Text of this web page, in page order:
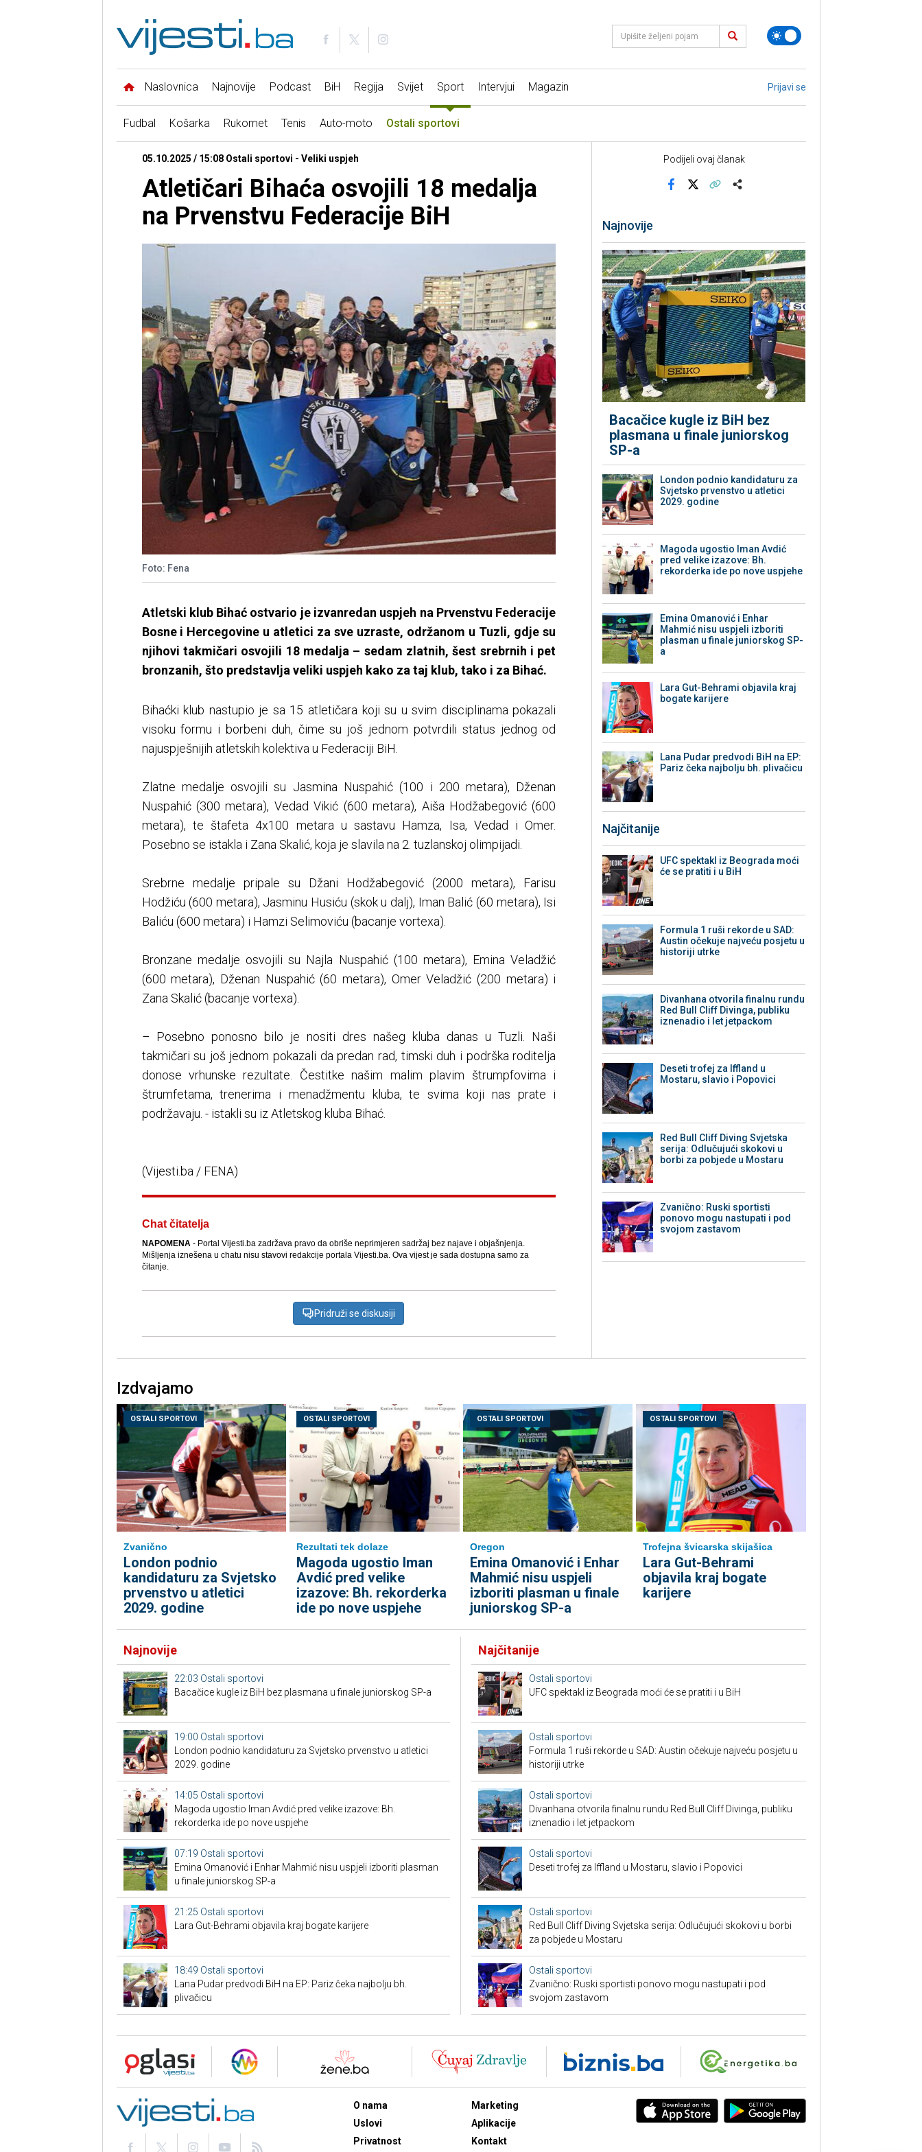
Naslovnica Najnovije Podcast BiH Regija Svijet Sport Intervjui Magazin Prijavi se
Fudbal Košarka Rukomet Tenis Auto-moto Ostali sportovi
05.10.2025 / 15:08 Ostali sportovi - Veliki uspjeh
Atletičari Bihaća osvojili 18 medalja
na Prvenstvu Federacije BiH
Foto: Fena
Atletski klub Bihać ostvario je izvanredan uspjeh na Prvenstvu Federacije
Bosne i Hercegovine u atletici za sve uzraste, održanom u Tuzli, gdje su
njihovi takmičari osvojili 18 medalja – sedam zlatnih, šest srebrnih i pet
bronzanih, što predstavlja veliki uspjeh kako za taj klub, tako i za Bihać.
Bihaćki klub nastupio je sa 15 atletičara koji su u svim disciplinama pokazali
visoku formu i borbeni duh, čime su još jednom potvrdili status jednog od
najuspješnijih atletskih kolektiva u Federaciji BiH.
Zlatne medalje osvojili su Jasmina Nuspahić (100 i 200 metara), Dženan
Nuspahić (300 metara), Vedad Vikić (600 metara), Aiša Hodžabegović (600
metara), te štafeta 4x100 metara u sastavu Hamza, Isa, Vedad i Omer.
Posebno se istakla i Zana Skalić, koja je slavila na 2. tuzlanskoj olimpijadi.
Srebrne medalje pripale su Džani Hodžabegović (2000 metara), Farisu
Hodžiću (600 metara), Jasminu Husiću (skok u dalj), Iman Balić (60 metara), Isi
Baliću (600 metara) i Hamzi Selimoviću (bacanje vortexa).
Bronzane medalje osvojili su Najla Nuspahić (100 metara), Emina Veladžić
(600 metara), Dženan Nuspahić (60 metara), Omer Veladžić (200 metara) i
Zana Skalić (bacanje vortexa).
– Posebno ponosno bilo je nositi dres našeg kluba danas u Tuzli. Naši
takmičari su još jednom pokazali da predan rad, timski duh i podrška roditelja
donose vrhunske rezultate. Čestitke našim malim plavim štrumpfovima i
štrumfetama, trenerima i menadžmentu kluba, te svima koji nas prate i
podržavaju. - istakli su iz Atletskog kluba Bihać.
(Vijesti.ba / FENA)
Chat čitatelja
NAPOMENA- Portal Vijesti.ba zadržava pravo da obriše neprimjeren sadržaj bez najave i objašnjenja.
Mišljenja iznešena u chatu nisu stavovi redakcije portala Vijesti.ba. Ova vijest je sada dostupna samo za
čitanje.
Pridruži se diskusiji
Podijeli ovaj članak
Najnovije
Bacačice kugle iz BiH bez
plasmana u finale juniorskog
SP-a
London podnio kandidaturu za
Svjetsko prvenstvo u atletici
2029. godine
Magoda ugostio Iman Avdić
pred velike izazove: Bh.
rekorderka ide po nove uspjehe
Emina Omanović i Enhar
Mahmić nisu uspjeli izboriti
plasman u finale juniorskog SP-
a
Lara Gut-Behrami objavila kraj
bogate karijere
Lana Pudar predvodi BiH na EP:
Pariz čeka najbolju bh. plivačicu
Najčitanije
UFC spektakl iz Beograda moći
će se pratiti i u BiH
Formula 1 ruši rekorde u SAD:
Austin očekuje najveću posjetu u
historiji utrke
Divanhana otvorila finalnu rundu
Red Bull Cliff Divinga, publiku
iznenadio i let jetpackom
Deseti trofej za Iffland u
Mostaru, slavio i Popovici
Red Bull Cliff Diving Svjetska
serija: Odlučujući skokovi u
borbi za pobjede u Mostaru
Zvanično: Ruski sportisti
ponovo mogu nastupati i pod
svojom zastavom
Izdvajamo
OSTALI SPORTOVI
Zvanično
London podnio
kandidaturu za Svjetsko
prvenstvo u atletici
2029. godine
OSTALI SPORTOVI
Rezultati tek dolaze
Magoda ugostio Iman
Avdić pred velike
izazove: Bh. rekorderka
ide po nove uspjehe
OSTALI SPORTOVI
Oregon
Emina Omanović i Enhar
Mahmić nisu uspjeli
izboriti plasman u finale
juniorskog SP-a
OSTALI SPORTOVI
Trofejna švicarska skijašica
Lara Gut-Behrami
objavila kraj bogate
karijere
Najnovije
22:03 Ostali sportovi
Bacačice kugle iz BiH bez plasmana u finale juniorskog SP-a
19:00 Ostali sportovi
London podnio kandidaturu za Svjetsko prvenstvo u atletici
2029. godine
14:05 Ostali sportovi
Magoda ugostio Iman Avdić pred velike izazove: Bh.
rekorderka ide po nove uspjehe
07:19 Ostali sportovi
Emina Omanović i Enhar Mahmić nisu uspjeli izboriti plasman
u finale juniorskog SP-a
21:25 Ostali sportovi
Lara Gut-Behrami objavila kraj bogate karijere
18:49 Ostali sportovi
Lana Pudar predvodi BiH na EP: Pariz čeka najbolju bh.
plivačicu
Najčitanije
Ostali sportovi
UFC spektakl iz Beograda moći će se pratiti i u BiH
Ostali sportovi
Formula 1 ruši rekorde u SAD: Austin očekuje najveću posjetu u
historiji utrke
Ostali sportovi
Divanhana otvorila finalnu rundu Red Bull Cliff Divinga, publiku
iznenadio i let jetpackom
Ostali sportovi
Deseti trofej za Iffland u Mostaru, slavio i Popovici
Ostali sportovi
Red Bull Cliff Diving Svjetska serija: Odlučujući skokovi u borbi
za pobjede u Mostaru
Ostali sportovi
Zvanično: Ruski sportisti ponovo mogu nastupati i pod
svojom zastavom
O nama
Uslovi
Privatnost
Marketing
Aplikacije
Kontakt